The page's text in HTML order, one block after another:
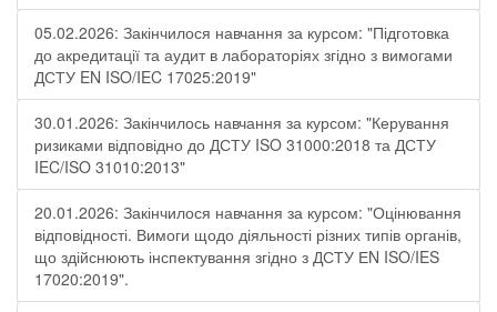
05.02.2026: Закінчилося навчання за курсом: "Підготовка
до акредитації та аудит в лабораторіях згідно з вимогами
ДСТУ EN ISO/IEC 17025:2019"
30.01.2026: Закінчилось навчання за курсом: "Керування
ризиками відповідно до ДСТУ ISO 31000:2018 та ДСТУ
IEC/ISO 31010:2013"
20.01.2026: Закінчилося навчання за курсом: "Оцінювання
відповідності. Вимоги щодо діяльності різних типів органів,
що здійснюють інспектування згідно з ДСТУ ЕN ISO/IES
17020:2019".